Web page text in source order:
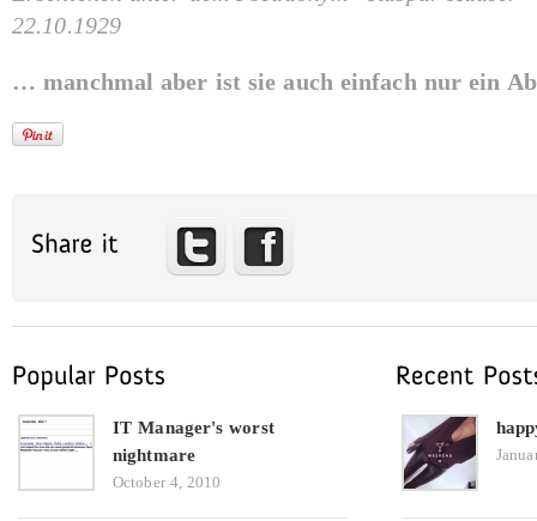
22.10.1929
… manchmal aber ist sie auch einfach nur ein
IT Manager's worst
nightmare
October 4, 2010